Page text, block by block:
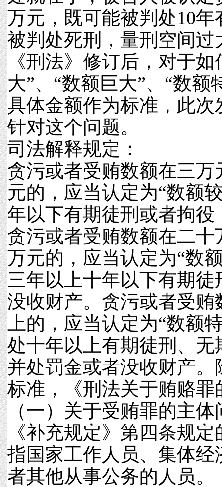
万元，既可能被判处10
被判处死刑，量刑空间过
《刑法》修订后，对于
大”、“数额巨大”、“数额
具体金额作为标准，此
针对这个问题。
司法解释规定：
贪污或者受贿数额在三
元的，应当认定为“数额
年以下有期徒刑或者拘役
贪污或者受贿数额在二
万元的，应当认定为“数
三年以上十年以下有期
没收财产。贪污或者受贿
上的，应当认定为“数额
处十年以上有期徒刑、无
并处罚金或者没收财产
标准，《刑法关于贿赂罪
（一）关于受贿罪的主体
《补充规定》第四条规
指国家工作人员、集体经
者其他从事公务的人员。